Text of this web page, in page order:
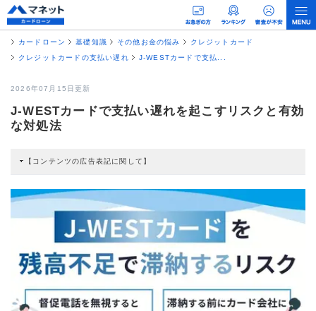
カードローン 基礎知識 その他お金の悩み
クレジットカード
クレジットカードの支払い遅れ
J-WESTカードで支払...
2026年07月15日更新
J-WESTカードで支払い遅れを起こすリスクと有効
な対処法
【コンテンツの広告表記に関して】
すると弊社に対して企業から紹介報酬が支払われるという収益モデルです。 た
だし、特定の商品を根拠なくPRするものではなく、当編集部の調査／ユーザー
への口コミ収集などに基づき、公平性を担保した情報提供を行っています。